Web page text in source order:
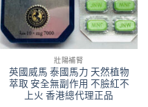
be
chosen
on
the
product
page
壯陽補腎
英國威馬 泰國馬力 天然植物
萃取 安全無副作用 不臉紅不
上火 香港總代理正品